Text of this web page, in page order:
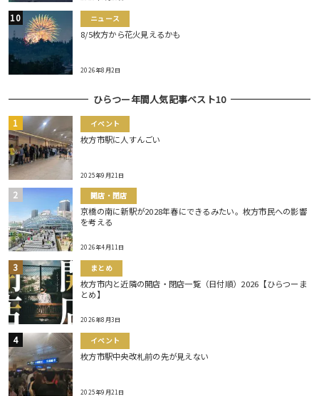
ニュース
8/5枚方から花火見えるかも
2026年8月2日
ひらつー年間人気記事ベスト10
イベント
枚方市駅に人すんごい
2025年9月21日
開店・閉店
京橋の南に新駅が2028年春にできるみたい。枚方市民への影響
を考える
2026年4月11日
まとめ
枚方市内と近隣の開店・閉店一覧（日付順）2026【ひらつーま
とめ】
2026年8月3日
イベント
枚方市駅中央改札前の先が見えない
2025年9月21日